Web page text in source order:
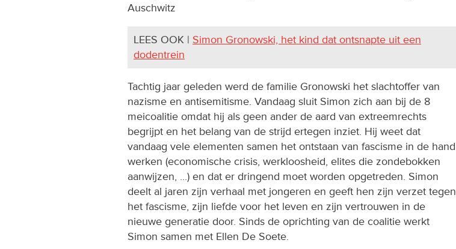
Auschwitz
LEES OOK | Simon Gronowski, het kind dat ontsnapte uit een
dodentrein
Tachtig jaar geleden werd de familie Gronowski het slachtoffer van
nazisme en antisemitisme. Vandaag sluit Simon zich aan bij de 8
meicoalitie omdat hij als geen ander de aard van extreemrechts
begrijpt en het belang van de strijd ertegen inziet. Hij weet dat
vandaag vele elementen samen het ontstaan van fascisme in de hand
werken (economische crisis, werkloosheid, elites die zondebokken
aanwijzen, ...) en dat er dringend moet worden opgetreden. Simon
deelt al jaren zijn verhaal met jongeren en geeft hen zijn verzet tegen
het fascisme, zijn liefde voor het leven en zijn vertrouwen in de
nieuwe generatie door. Sinds de oprichting van de coalitie werkt
Simon samen met Ellen De Soete.